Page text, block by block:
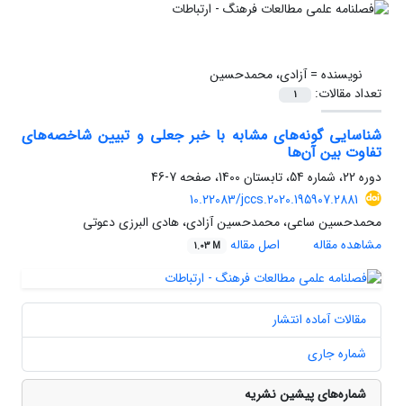
نویسنده =آزادی، محمدحسین
تعداد مقالات:
1
شناسایی گونه‌های مشابه با خبر جعلی و تبیین شاخصه‌های
تفاوت بین آن‌ها
دوره 22، شماره 54، تابستان 1400، صفحه
7-46
10.22083/jccs.2020.195907.2881
محمدحسین ساعی، محمدحسین آزادی، هادی البرزی دعوتی
مشاهده مقاله
اصل مقاله 1.03 M
مقالات آماده انتشار
شماره جاری
شماره‌های پیشین نشریه